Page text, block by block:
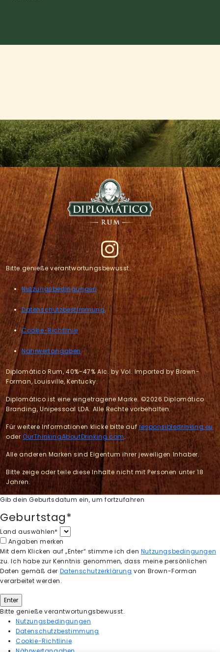
Bitte genieße verantwortungsbewusst.
Nutzungsbedingungen
Datenschutzbestimmung
Cookie-Richtlinie
Nährwertangaben
Diplomático Rum, 40%-47% Alc. by Vol. Imported by Brown-
Forman, Louisville, Kentucky.
Diplomático ist eine eingetragene Marke. ©2026 Diplomático
Branding, Unipessoal LDA. Alle Rechte vorbehalten.
Für weitere Informationen klicke bitte aufresponsibledrinking.eu
oderOurThinkingAboutDrinking.com.
Alle anderen Marken sind Eigentum ihrer jeweiligen Inhaber.
Bitte zeige oder teile diese Inhalte nicht mit Personen unter 18
Jahren.
Gib dein Geburtsdatum ein, um fortzufahren
Geburtstag*
Land auswählen*
Angaben merken
Mit dem Klicken auf „Enter“ stimme ich den Nutzungsbedingungen
zu. Ich habe zur Kenntnis genommen, dass meine persönlichen
Daten gemäß der Datenschutzerklärung von Brown-Forman
verarbeitet werden.
Bitte genieße verantwortungsbewusst.
Nutzungsbedingungen
Datenschutzbestimmung
Cookie-Richtlinie